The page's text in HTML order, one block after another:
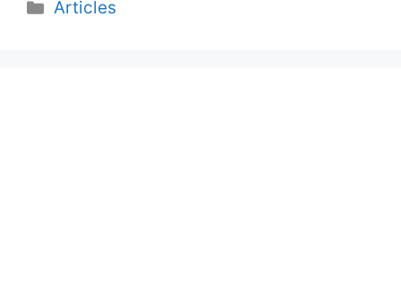
Categories
Articles